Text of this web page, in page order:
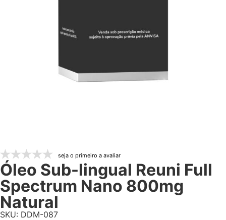
seja o primeiro a avaliar
Óleo Sub-lingual Reuni Full
Spectrum Nano 800mg
Natural
SKU: DDM-087